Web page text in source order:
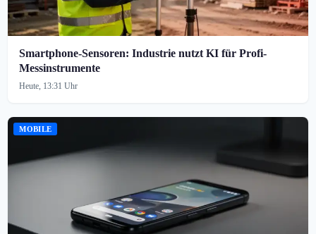
Smartphone-Sensoren: Industrie nutzt KI für Profi-
Messinstrumente
Heute, 13:31 Uhr
MOBILE